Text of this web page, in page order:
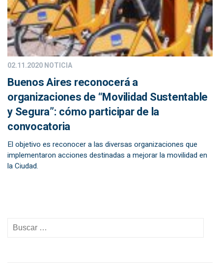
02.11.2020NOTICIA
Buenos Aires reconocerá a
organizaciones de “Movilidad Sustentable
y Segura”: cómo participar de la
convocatoria
El objetivo es reconocer a las diversas organizaciones que
implementaron acciones destinadas a mejorar la movilidad en
la Ciudad.